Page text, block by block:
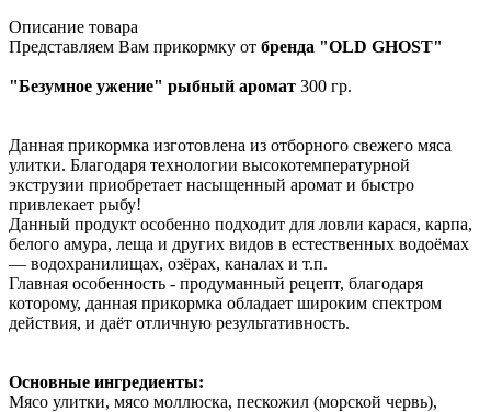
Описание товара
Представляем Вам прикормку от бренда "OLD GHOST"
"Безумное ужение" рыбный аромат 300 гр.
Данная прикормка изготовлена из отборного свежего мяса
улитки. Благодаря технологии высокотемпературной
экструзии приобретает насыщенный аромат и быстро
привлекает рыбу!
Данный продукт особенно подходит для ловли карася, карпа,
белого амура, леща и других видов в естественных водоёмах
— водохранилищах, озёрах, каналах и т.п.
Главная особенность - продуманный рецепт, благодаря
которому, данная прикормка обладает широким спектром
действия, и даёт отличную результативность.
Основные ингредиенты:
Мясо улитки, мясо моллюска, пескожил (морской червь),